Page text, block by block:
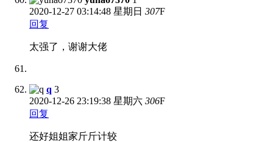
2020-12-27 03:14:48 星期日 307F
回复
太强了，谢谢大佬
q 3
2020-12-26 23:19:38 星期六 306F
回复
还好姐姐家斤斤计较